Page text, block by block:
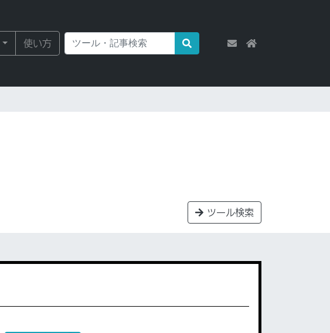
使い方
ツール検索